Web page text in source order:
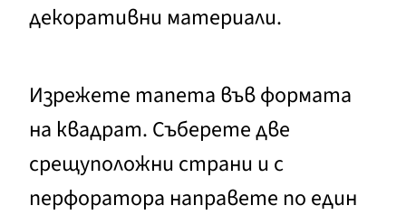
декоративни материали.
Изрежете тапета във формата
на квадрат. Съберете две
срещуположни страни и с
перфоратора направете по един